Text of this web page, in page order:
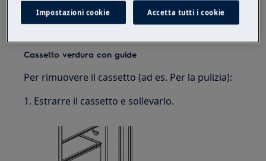
Per inserire il cassetto in uno scomparto,
Cassetto verdura con guide
Per rimuovere il cassetto (ad es. Per la pulizia):
1. Estrarre il cassetto e sollevarlo.
Impostazioni cookie Accetta tutti i cookie